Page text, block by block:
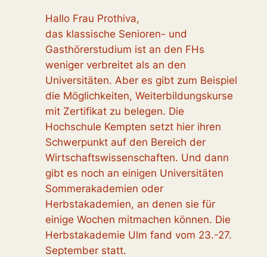
Hallo Frau Prothiva,
das klassische Senioren- und
Gasthörerstudium ist an den FHs
weniger verbreitet als an den
Universitäten. Aber es gibt zum Beispiel
die Möglichkeiten, Weiterbildungskurse
mit Zertifikat zu belegen. Die
Hochschule Kempten setzt hier ihren
Schwerpunkt auf den Bereich der
Wirtschaftswissenschaften. Und dann
gibt es noch an einigen Universitäten
Sommerakademien oder
Herbstakademien, an denen sie für
einige Wochen mitmachen können. Die
Herbstakademie Ulm fand vom 23.-27.
September statt.